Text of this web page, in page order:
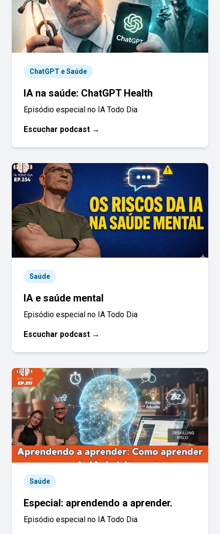
ChatGPT e Saúde
IA na saúde: ChatGPT Health
Episódio especial no IA Todo Dia
Escuchar podcast →
Saúde
IA e saúde mental
Episódio especial no IA Todo Dia
Escuchar podcast →
Saúde
Especial: aprendendo a aprender.
Episódio especial no IA Todo Dia